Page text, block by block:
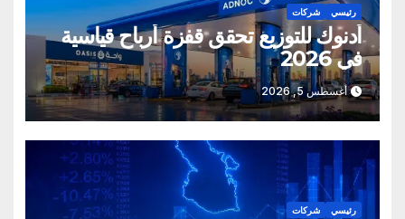
رئيسي شركات
أدنوك للتوزيع تحقق قفزة أرباح قياسية
في 2026
أغسطس 5, 2026
رئيسي شركات